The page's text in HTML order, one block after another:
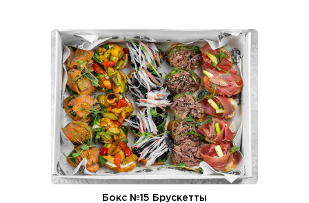
Бокс №15 Брускетты